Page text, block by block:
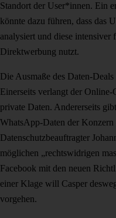
Standort der User*innen. Ein
könnte dazu führen, dass das
analysiert und diese
Direktwerbung nutzt.
Die Ausmaße des Daten-
Einerseits verlangt der
private Daten. Andererseits
WhatsApp-Daten der
Datenschutzbeauftragter
möglichen „rechtswidrigen
Facebook mit den neuen
einer Klage will Casper
vorgehen.